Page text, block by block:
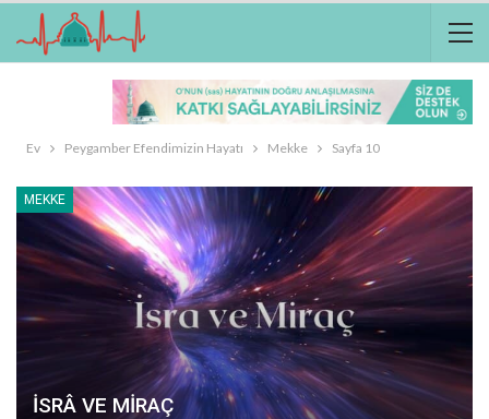
Ev Peygamber Efendimizin Hayatı Mekke Sayfa 10
MEKKE
İSRÂ VE MİRAÇ